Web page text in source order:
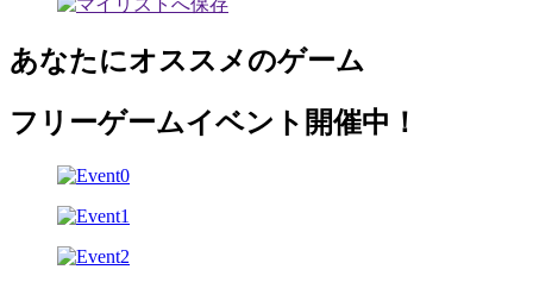
あなたにオススメのゲーム
フリーゲームイベント開催中！